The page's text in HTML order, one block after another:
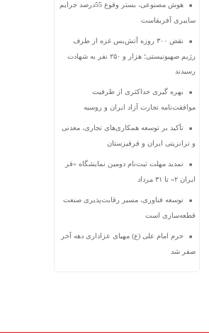
هوش مصنوعی، بستر وقوع 55درصد جرایم
سایبری آفریقاست
نقض ۳۰۰ روزه آتش‌بس غزه از طرف
رژیم صهیونیستی؛ هزار و ۲۵۰ نفر به شهادت
رسیدند
بهره گیری حداکثری از ظرفیت
موافقت‌نامه تجارت آزاد ایران و روسیه
تأکید بر توسعه همکاری‌های تجاری، معدنی
و ترانزیتی ایران و قرقیزستان
تمدید مهلت ثبت‌نام دومین نمایشگاه «فر
ایران ۲» تا ۳۱ مرداد
توسعه فناوری، مسیر رقابت‌پذیری صنعت
قطعه‌سازی است
حرم امام علی (ع) مهیای عزاداری دهه آخر
صفر شد